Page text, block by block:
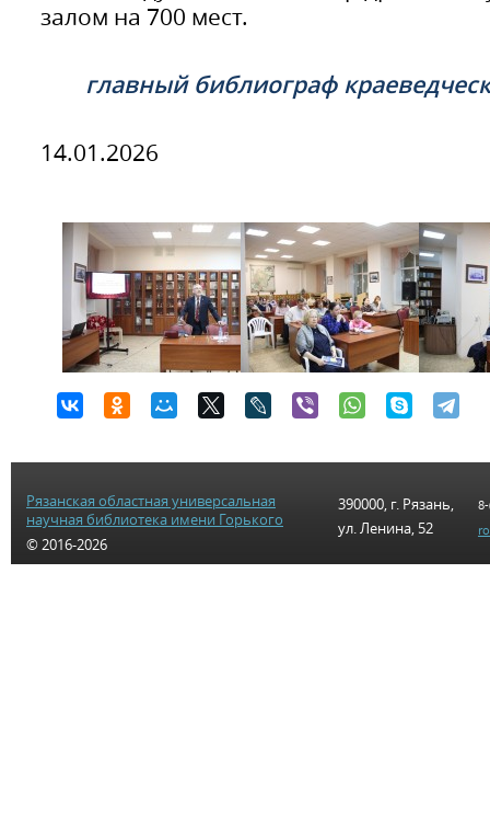
залом на 700 мест.
главный библиограф
14.01.2026
Рязанская областная универсальная
научная библиотека имени Горького
© 2016-2026
390000, г. Рязань,
ул. Ленина, 52